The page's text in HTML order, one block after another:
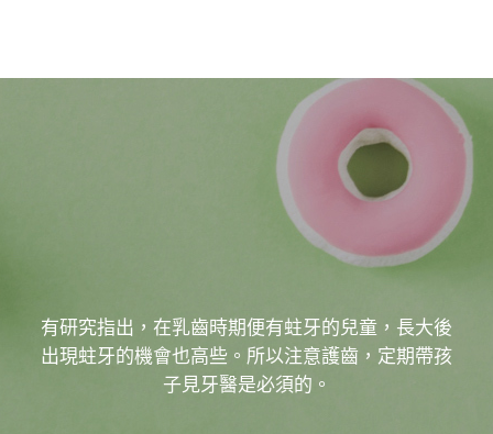
有研究指出，在乳齒時期便有蛀牙的兒童，長大後
出現蛀牙的機會也高些。所以注意護齒，定期帶孩
子見牙醫是必須的。